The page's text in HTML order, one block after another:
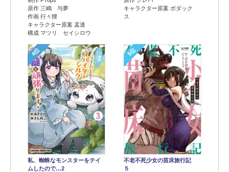
原作 三嶋 与夢
作画 行々狸
キャラクター原案 孟達
構成 マツリ セイシロウ
キャラクター原案 ボダック
ス
4位
私、蜘蛛なモンスターをテイ
ムしたので…2
5位
不老不死少女の苗床旅行記
５